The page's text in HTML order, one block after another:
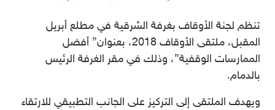
تنظم لجنة الأوقاف بغرفة الشرقية في مطلع أبريل
المقبل، ملتقى الأوقاف 2018، بعنوان” أفضل
الممارسات الوقفية”، وذلك في مقر الغرفة الرئيس
بالدمام.
ويهدف الملتقى إلى التركيز على الجانب التطبيقي للارتقاء